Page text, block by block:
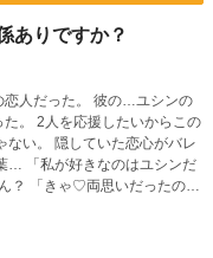
ありですか？
人だった。 彼の…ユシンの
この
心がバレ
だ